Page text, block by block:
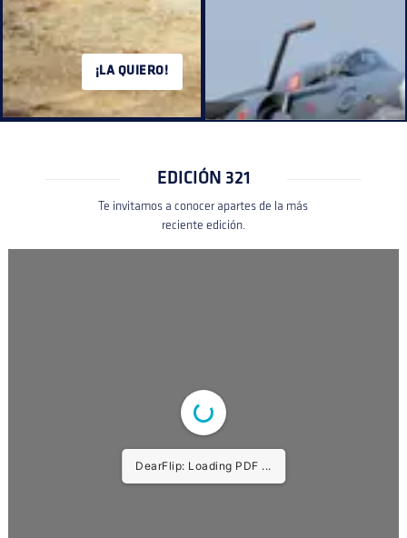
¡LA QUIERO!
EDICIÓN 321
Te invitamos a conocer apartes de la más
reciente edición.
DearFlip: Loading PDF ...